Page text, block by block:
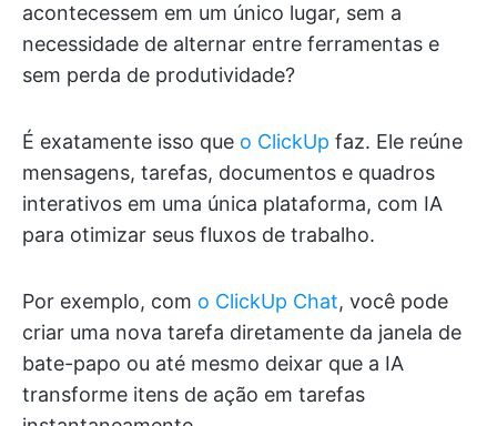
acontecessem em um único lugar, sem a
necessidade de alternar entre ferramentas e
sem perda de produtividade?
É exatamente isso que o ClickUp faz. Ele reúne
mensagens, tarefas, documentos e quadros
interativos em uma única plataforma, com IA
para otimizar seus fluxos de trabalho.
Por exemplo, com o ClickUp Chat, você pode
criar uma nova tarefa diretamente da janela de
bate-papo ou até mesmo deixar que a IA
transforme itens de ação em tarefas